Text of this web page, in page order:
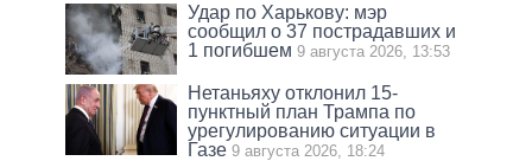
Удар по Харькову: мэр
сообщил о 37 пострадавших и
1 погибшем 9 августа 2026, 13:53
Нетаньяху отклонил 15-
пунктный план Трампа по
урегулированию ситуации в
Газе 9 августа 2026, 18:24